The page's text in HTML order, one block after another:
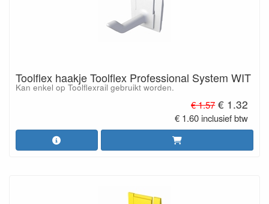
Toolflex haakje Toolflex Professional System WIT
Kan enkel op Toolflexrail gebruikt worden.
€ 1.57 € 1.32
€ 1.60 inclusief btw